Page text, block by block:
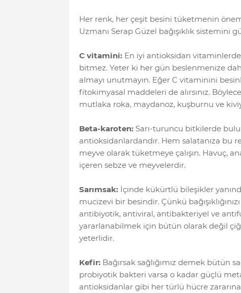
Her renk, her çeşit besini tüketmenin
Uzmanı Serap Güzel bağışıklık sistemini
C vitamini: En iyi antioksidan
bitmez. Yeter ki her gün beslenmenize
almayı unutmayın. Eğer C vitaminini
fitokimyasal maddeleri de alırsınız.
mutlaka roka, maydanoz, kuşburnu ve
Beta-karoten:Sarı-turuncu bitkilerde
antioksidanlardandır. Hem salatanıza
meyve olarak tüketmeye çalışın. Havuç,
içeren sebze ve meyvelerdir.
Sarımsak: İçinde kükürtlü bileşikler
mucizevi bir besindir. Çünkü
antibiyotik, antiviral, antibakteriyel ve
yararlanabilmek için bütün olarak değil
yeterlidir.
Kefir:Bağırsak sağlığımız demek bütün
probiyotik bakteri varsa o kadar güçlü
antioksidanlar gibi her türlü hücre